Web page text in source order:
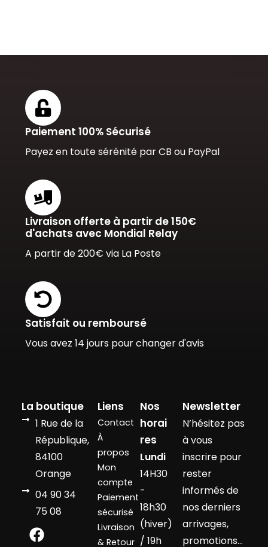
Paiement 100% Sécurisé
Payez en toute sérénité par CB ou PayPal
Livraison offerte à partir de 150€
d'achats avec Mondial Relay
A partir de 200€ via La Poste
Satisfait ou remboursé
Vous avez 14 jours pour changer d'avis
La boutique
1 Rue de la
République,
84100
Orange
04 90 34
75 08
Liens
Contact
À
propos
Mon
compte
Paiement
sécurisé
Livraison
& Retour
Nos
horai
res
Lundi
14H30
-
18h30
(hiver)
/ 19h
Newsletter
N’hésitez pas
à vous
inscrire pour
rester
informés de
nos derniers
arrivages,
promotions…